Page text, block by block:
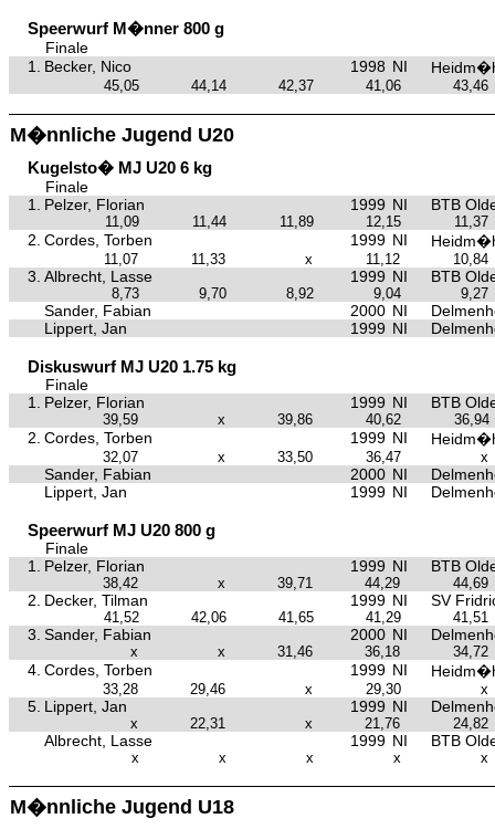
Speerwurf M�nner 800 g
Finale
1.
Becker, Nico 1998 NI
45,05 44,14 42,37 41,06 43,46
M�nnliche Jugend U20
Kugelsto� MJ U20 6 kg
Finale
1.
Pelzer, Florian 1999 NI BTB
11,09 11,44 11,89 12,15 11,37
2. Cordes, Torben 1999 NI
11,07 11,33 x 11,12 10,84
3. Albrecht, Lasse 1999 NI BTB
8,73 9,70 8,92 9,04 9,27
Sander, Fabian 2000 NI
Lippert, Jan
1999 NI
Diskuswurf MJ U20 1.75 kg
Finale
1.
Pelzer, Florian 1999 NI BTB
39,59 x 39,86 40,62 36,94
2. Cordes, Torben 1999 NI
32,07 x 33,50 36,47 x
Sander, Fabian 2000 NI
Lippert, Jan
1999 NI
Speerwurf MJ U20 800 g
Finale
1.
Pelzer, Florian 1999 NI BTB
38,42 x 39,71 44,29 44,69
2. Decker, Tilman 1999 NI SV
41,52 42,06 41,65 41,29 41,51
3. Sander, Fabian 2000 NI
x x 31,46 36,18 34,72
4. Cordes, Torben 1999 NI
33,28 29,46 x 29,30 x
5. Lippert, Jan 1999 NI
x 22,31 x 21,76 24,82
Albrecht, Lasse 1999 NI BTB
x x x x x
M�nnliche Jugend U18